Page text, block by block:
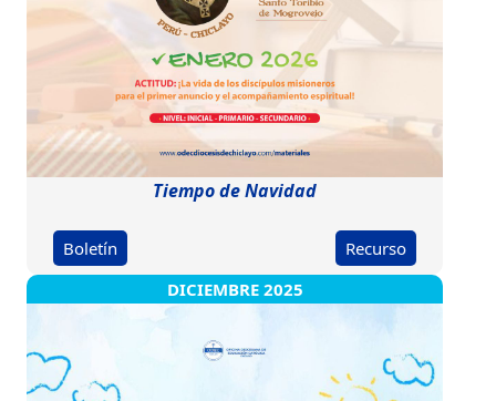
Tiempo de Navidad
Boletín
Recurso
DICIEMBRE 2025